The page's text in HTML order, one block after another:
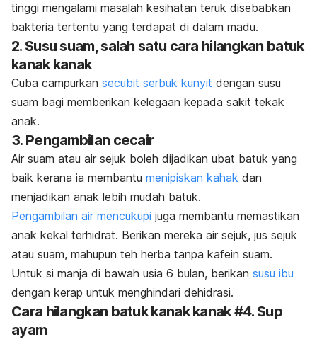
tinggi mengalami masalah kesihatan teruk disebabkan
bakteria tertentu yang terdapat di dalam madu.
2. Susu suam, salah satu cara hilangkan batuk
kanak kanak
Cuba campurkan secubit serbuk kunyit dengan susu
suam bagi memberikan kelegaan kepada sakit tekak
anak.
3. Pengambilan cecair
Air suam atau air sejuk boleh dijadikan ubat batuk yang
baik kerana ia membantu menipiskan kahak dan
menjadikan anak lebih mudah batuk.
Pengambilan air mencukupi juga membantu memastikan
anak kekal terhidrat. Berikan mereka air sejuk, jus sejuk
atau suam, mahupun teh herba tanpa kafein suam.
Untuk si manja di bawah usia 6 bulan, berikan susu ibu
dengan kerap untuk menghindari dehidrasi.
Cara hilangkan batuk kanak kanak #4. Sup
ayam